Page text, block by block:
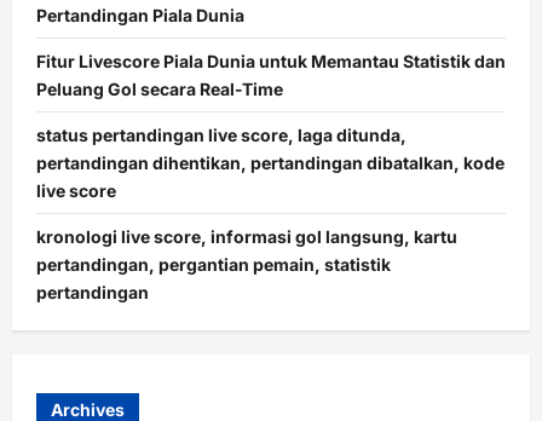
Pertandingan Piala Dunia
Fitur Livescore Piala Dunia untuk Memantau Statistik dan
Peluang Gol secara Real-Time
status pertandingan live score, laga ditunda,
pertandingan dihentikan, pertandingan dibatalkan, kode
live score
kronologi live score, informasi gol langsung, kartu
pertandingan, pergantian pemain, statistik
pertandingan
Archives